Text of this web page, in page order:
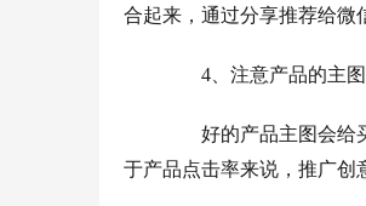
合起来，通过分享推荐给微
4、注意产品的主图
好的产品主图会给买
于产品点击率来说，推广创